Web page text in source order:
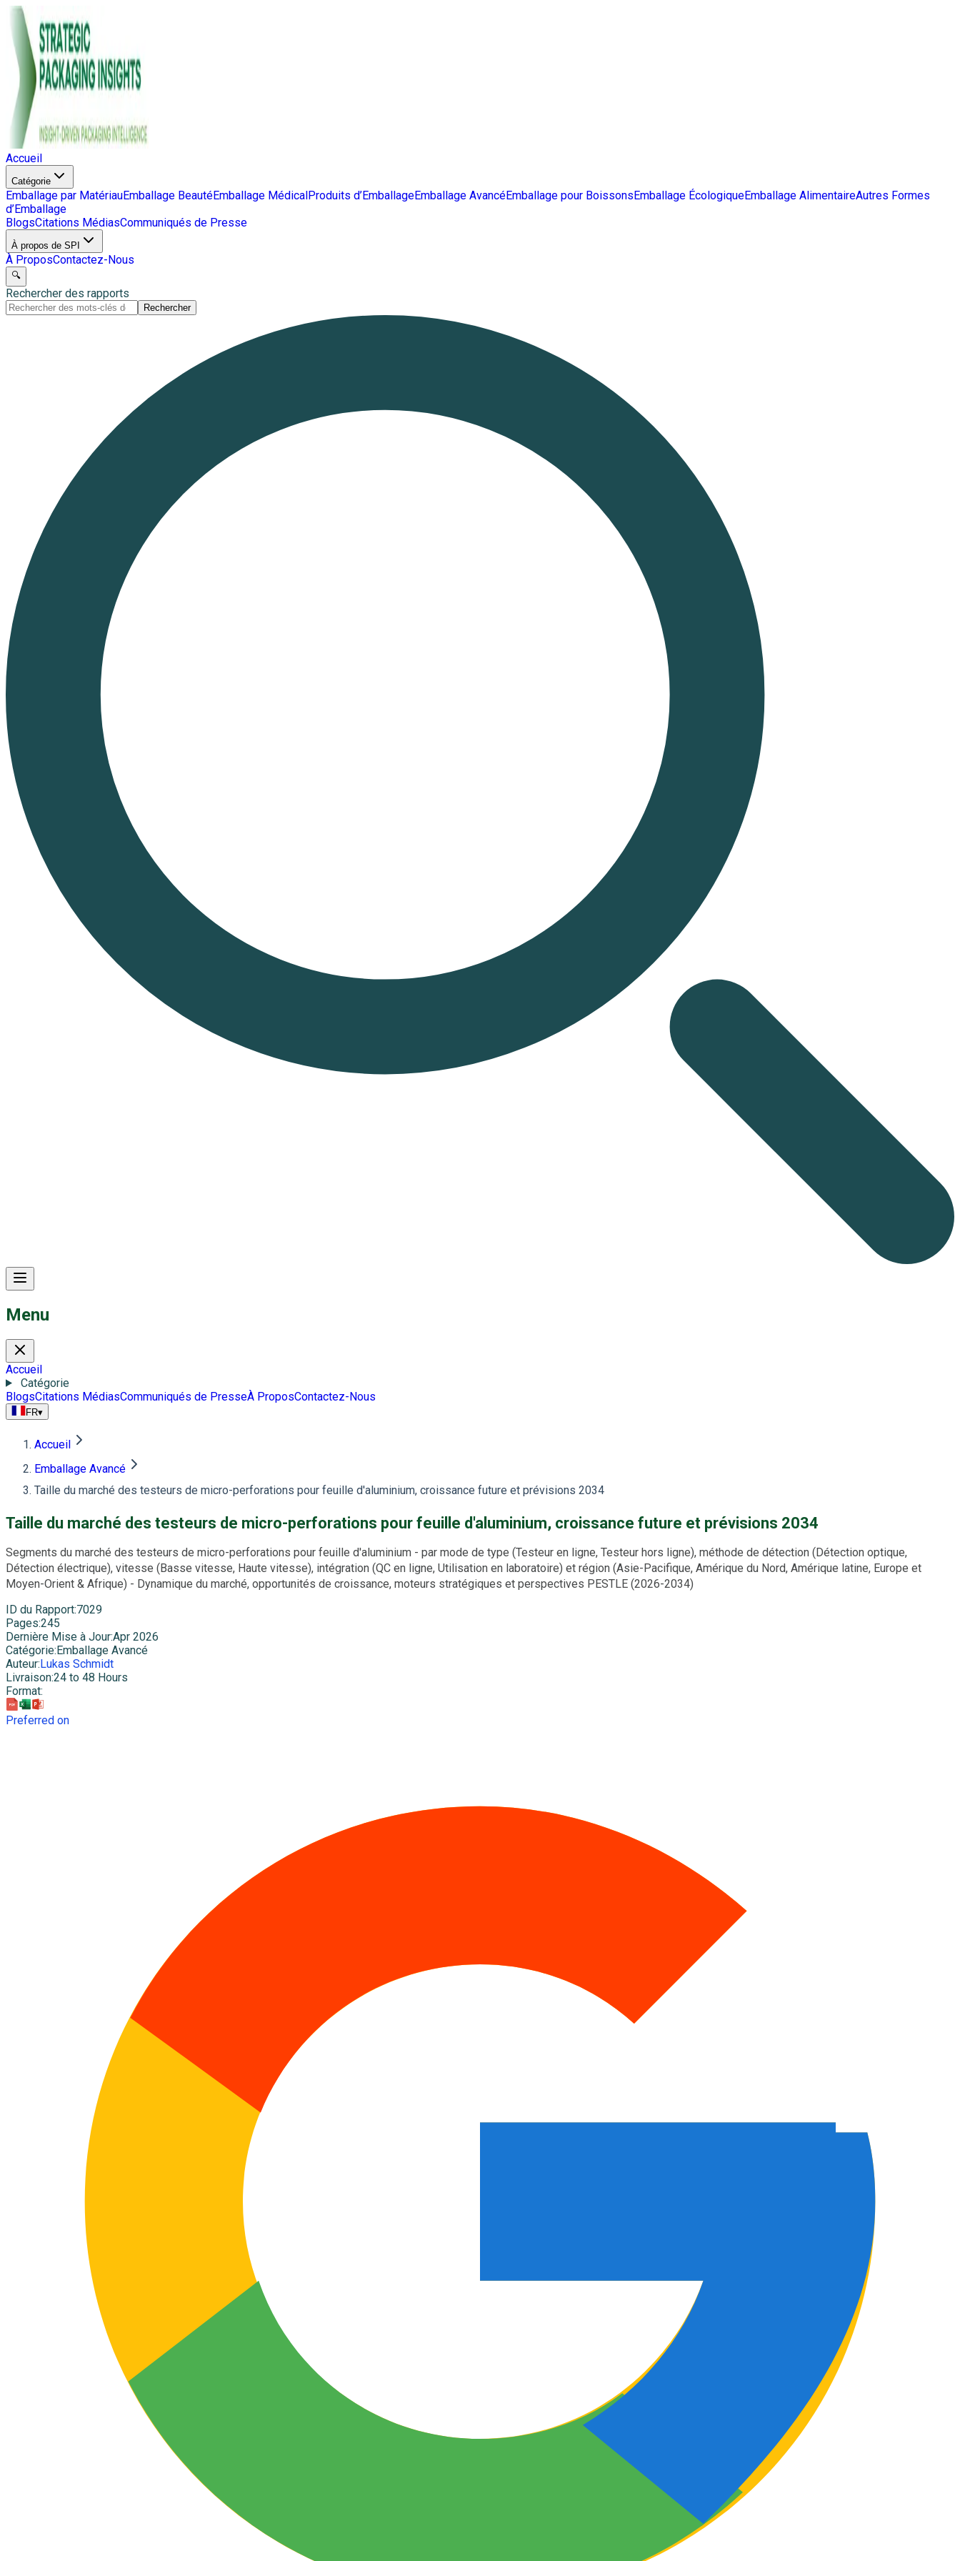
Accueil
Catégorie
Emballage par MatériauEmballage BeautéEmballage MédicalProduits d’EmballageEmballage AvancéEmballage pour BoissonsEmballage ÉcologiqueEmballage AlimentaireAutres Formes
d’Emballage
BlogsCitations MédiasCommuniqués de Presse
À propos de SPI
À ProposContactez-Nous
🔍
Rechercher des rapports
Rechercher
Menu
Accueil
Catégorie
BlogsCitations MédiasCommuniqués de PresseÀ ProposContactez-Nous
FR▾
Accueil
Emballage Avancé
Taille du marché des testeurs de micro-perforations pour feuille d'aluminium, croissance future et prévisions 2034
Taille du marché des testeurs de micro-perforations pour feuille d'aluminium, croissance future et prévisions 2034
Segments du marché des testeurs de micro-perforations pour feuille d'aluminium - par mode de type (Testeur en ligne, Testeur hors ligne), méthode de détection (Détection optique,
Détection électrique), vitesse (Basse vitesse, Haute vitesse), intégration (QC en ligne, Utilisation en laboratoire) et région (Asie-Pacifique, Amérique du Nord, Amérique latine, Europe et
Moyen-Orient & Afrique) - Dynamique du marché, opportunités de croissance, moteurs stratégiques et perspectives PESTLE (2026-2034)
ID du Rapport:7029
Pages:245
Dernière Mise à Jour:Apr 2026
Catégorie: Emballage Avancé
Auteur: Lukas Schmidt
Livraison:24 to 48 Hours
Format:
Preferred on